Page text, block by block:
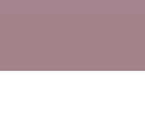
Elbil – brukt